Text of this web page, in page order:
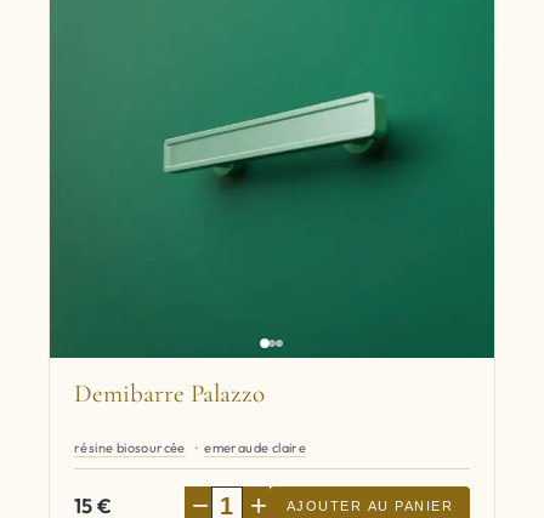
Demibarre Palazzo
résine biosourcée emeraude claire
15€ − + AJOUTER AU PANIER